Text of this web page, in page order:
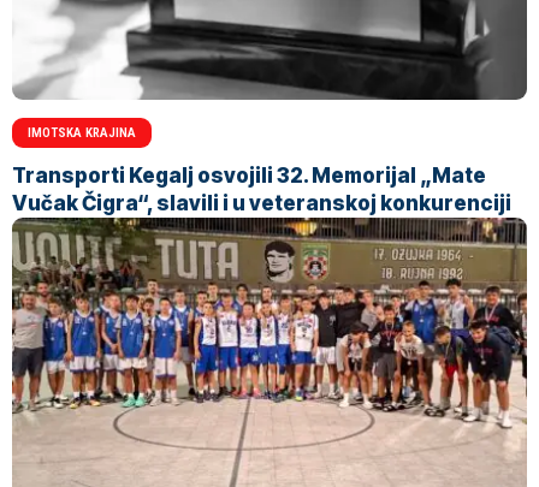
IMOTSKA KRAJINA
Transporti Kegalj osvojili 32. Memorijal „Mate
Vučak Čigra“, slavili i u veteranskoj konkurenciji